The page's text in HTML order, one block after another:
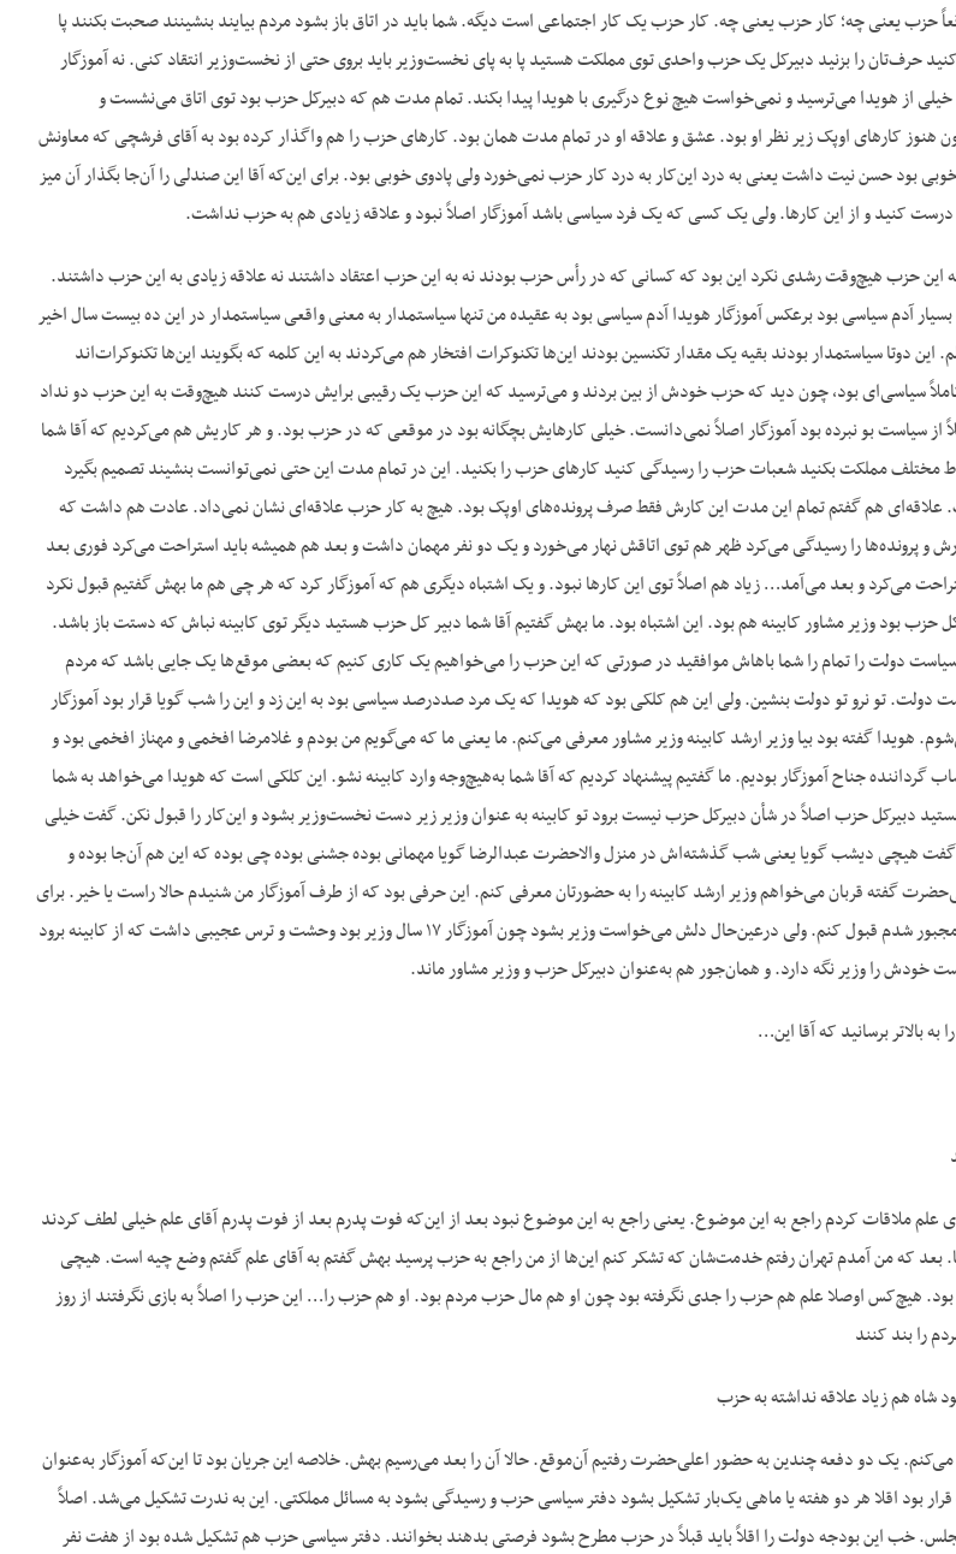
حزب یعنی چه؛ کار حزب یعنی چه. کار حزب یک کار اجتماعی است دیگه. شما باید در اتاق باز بشود مردم بیایند بنشینند صحبت بکنند پا
حرف‌تان را بزنید دبیرکل یک حزب واحدی توی مملکت هستید پا به پای نخست‌وزیر باید بروی حتی از نخست‌وزیر انتقاد کنی. نه آموزگار
خیلی از هویدا می‌ترسید و نمی‌خواست هیچ نوع درگیری با هویدا پیدا بکند. تمام مدت هم که دبیرکل حزب بود توی اتاق می‌نشست و
هنوز کارهای اوپک زیر نظر او بود. عشق و علاقه او در تمام مدت همان بود. کارهای حزب را هم واگذار کرده بود به آقای فرشچی که معاونش
بود حسن نیت داشت یعنی به درد این‌کار به درد کار حزب نمی‌خورد ولی پادوی خوبی بود. برای این‌که آقا این صندلی را آن‌جا بگذار آن میز
درست کنید و از این کارها. ولی یک کسی که یک فرد سیاسی باشد آموزگار اصلاً نبود و علاقه زیادی هم به حزب نداشت.
این حزب هیچ‌وقت رشدی نکرد این بود که کسانی که در رأس حزب بودند نه به این حزب اعتقاد داشتند نه علاقه زیادی به این حزب داشتند.
آدم سیاسی بود برعکس آموزگار هویدا آدم سیاسی بود به عقیده من تنها سیاستمدار به معنی واقعی سیاستمدار در این ده بیست سال اخیر
این دوتا سیاستمدار بودند بقیه یک مقدار تکنسین بودند این‌ها تکنوکرات افتخار هم می‌کردند به این کلمه که بگویند این‌ها تکنوکرات‌اند
سیاسی‌ای بود، چون دید که حزب خودش از بین بردند و می‌ترسید که این حزب یک رقیبی برایش درست کنند هیچ‌وقت به این حزب دو نداد
از سیاست بو نبرده بود آموزگار اصلاً نمی‌دانست. خیلی کارهایش بچگانه بود در موقعی که در حزب بود. و هر کاریش هم می‌کردیم که آقا شما
مختلف مملکت بکنید شعبات حزب را رسیدگی کنید کارهای حزب را بکنید. این در تمام مدت این حتی نمی‌توانست بنشیند تصمیم بگیرد
علاقه‌ای هم گفتم تمام این مدت این کارش فقط صرف پرونده‌های اوپک بود. هیچ به کار حزب علاقه‌ای نشان نمی‌داد. عادت هم داشت که
و پرونده‌ها را رسیدگی می‌کرد ظهر هم توی اتاقش نهار می‌خورد و یک دو نفر مهمان داشت و بعد هم همیشه باید استراحت می‌کرد فوری بعد
می‌کرد و بعد می‌آمد… زیاد هم اصلاً توی این کارها نبود. و یک اشتباه دیگری هم که آ‌موزگار کرد که هر چی هم ما بهش گفتیم قبول نکرد
حزب بود وزیر مشاور کابینه هم بود. این اشتباه بود. ما بهش گفتیم آقا شما دبیر کل حزب هستید دیگر توی کابینه نباش که دستت باز باشد.
دولت را تمام را شما باهاش موافقید در صورتی که این حزب را می‌خواهیم یک کاری کنیم که بعضی موقع‌ها یک جایی باشد که مردم
دولت. تو نرو تو دولت بنشین. ولی این هم کلکی بود که هویدا که یک مرد صددرصد سیاسی بود به این زد و این را شب گویا قرار بود آموزگار
هویدا گفته بود بیا وزیر ارشد کابینه وزیر مشاور معرفی می‌کنم. ما یعنی ما که می‌گویم من بودم و غلامرضا افخمی و مهناز افخمی بود و
گرداننده جناح آموزگار بودیم. ما گفتیم پیشنهاد کردیم که آقا شما به‌هیچ‌وجه وارد کابینه نشو. این کلکی است که هویدا می‌خواهد به شما
دبیرکل حزب اصلاً در شأن دبیرکل حزب نیست برود تو کابینه به عنوان وزیر زیر دست نخست‌وزیر بشود و این‌کار را قبول نکن. گفت خیلی
هیچی دیشب گویا یعنی شب گذشته‌اش در منزل والاحضرت عبدالرضا گویا مهمانی بوده جشنی بوده چی بوده که این هم آن‌جا بوده و
گفته قربان می‌خواهم وزیر ارشد کابینه را به حضورتان معرفی کنم. این حرفی بود که از طرف آموزگار من شنیدم حالا راست یا خیر. برای
این‌که گفت من نمی‌توانستم کاری کنم و مجبور شدم قبول کنم. ولی درعین‌حال دلش می‌خواست وزیر بشود چون آموزگار ۱۷ سال وزیر بود وحشت و ترس عجیبی داشت که از کابینه برود
خودش را وزیر نگه دارد. و همان‌جور هم به‌عنوان دبیرکل حزب و وزیر مشاور ماند.
بالاتر برسانید که آقا این…
علم ملاقات کردم راجع به این موضوع. یعنی راجع به این موضوع نبود بعد از این‌که فوت پدرم بعد از فوت پدرم آقای علم خیلی لطف کردند
بعد که من آمدم تهران رفتم خدمت‌شان که تشکر کنم این‌ها از من راجع به حزب پرسید بهش گفتم به آقای علم گفتم وضع چیه است. هیچی
هیچ‌کس اوصلا علم هم حزب را جدی نگرفته بود چون او هم مال حزب مردم بود. او هم حزب را… این حزب را اصلاً به بازی نگرفتند از روز
را بند کنند
هم زیاد علاقه نداشته به حزب
یک دو دفعه چندین به حضور اعلی‌حضرت رفتیم آن‌موقع. حالا آن را بعد می‌رسیم بهش. خلاصه این جریان بود تا این‌که آموزگار به‌عنوان
بود اقلا هر دو هفته یا ماهی یک‌بار تشکیل بشود دفتر سیاسی حزب و رسیدگی بشود به مسائل مملکتی. این به ندرت تشکیل می‌شد. اصلاً
خب این بودجه دولت را اقلاً باید قبلاً در حزب مطرح بشود فرصتی بدهند بخوانند. دفتر سیاسی حزب هم تشکیل شده بود از هفت نفر